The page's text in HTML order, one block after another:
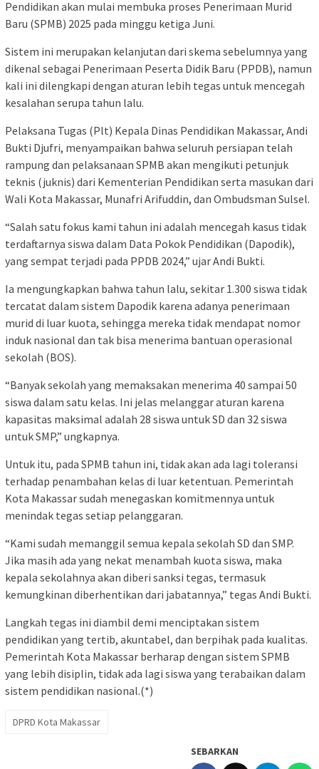
Pendidikan akan mulai membuka proses Penerimaan Murid
Baru (SPMB) 2025 pada minggu ketiga Juni.
Sistem ini merupakan kelanjutan dari skema sebelumnya yang
dikenal sebagai Penerimaan Peserta Didik Baru (PPDB), namun
kali ini dilengkapi dengan aturan lebih tegas untuk mencegah
kesalahan serupa tahun lalu.
Pelaksana Tugas (Plt) Kepala Dinas Pendidikan Makassar, Andi
Bukti Djufri, menyampaikan bahwa seluruh persiapan telah
rampung dan pelaksanaan SPMB akan mengikuti petunjuk
teknis (juknis) dari Kementerian Pendidikan serta masukan dari
Wali Kota Makassar, Munafri Arifuddin, dan Ombudsman Sulsel.
“Salah satu fokus kami tahun ini adalah mencegah kasus tidak
terdaftarnya siswa dalam Data Pokok Pendidikan (Dapodik),
yang sempat terjadi pada PPDB 2024,” ujar Andi Bukti.
Ia mengungkapkan bahwa tahun lalu, sekitar 1.300 siswa tidak
tercatat dalam sistem Dapodik karena adanya penerimaan
murid di luar kuota, sehingga mereka tidak mendapat nomor
induk nasional dan tak bisa menerima bantuan operasional
sekolah (BOS).
“Banyak sekolah yang memaksakan menerima 40 sampai 50
siswa dalam satu kelas. Ini jelas melanggar aturan karena
kapasitas maksimal adalah 28 siswa untuk SD dan 32 siswa
untuk SMP,” ungkapnya.
Untuk itu, pada SPMB tahun ini, tidak akan ada lagi toleransi
terhadap penambahan kelas di luar ketentuan. Pemerintah
Kota Makassar sudah menegaskan komitmennya untuk
menindak tegas setiap pelanggaran.
“Kami sudah memanggil semua kepala sekolah SD dan SMP.
Jika masih ada yang nekat menambah kuota siswa, maka
kepala sekolahnya akan diberi sanksi tegas, termasuk
kemungkinan diberhentikan dari jabatannya,” tegas Andi Bukti.
Langkah tegas ini diambil demi menciptakan sistem
pendidikan yang tertib, akuntabel, dan berpihak pada kualitas.
Pemerintah Kota Makassar berharap dengan sistem SPMB
yang lebih disiplin, tidak ada lagi siswa yang terabaikan dalam
sistem pendidikan nasional.(*)
DPRD Kota Makassar
SEBARKAN